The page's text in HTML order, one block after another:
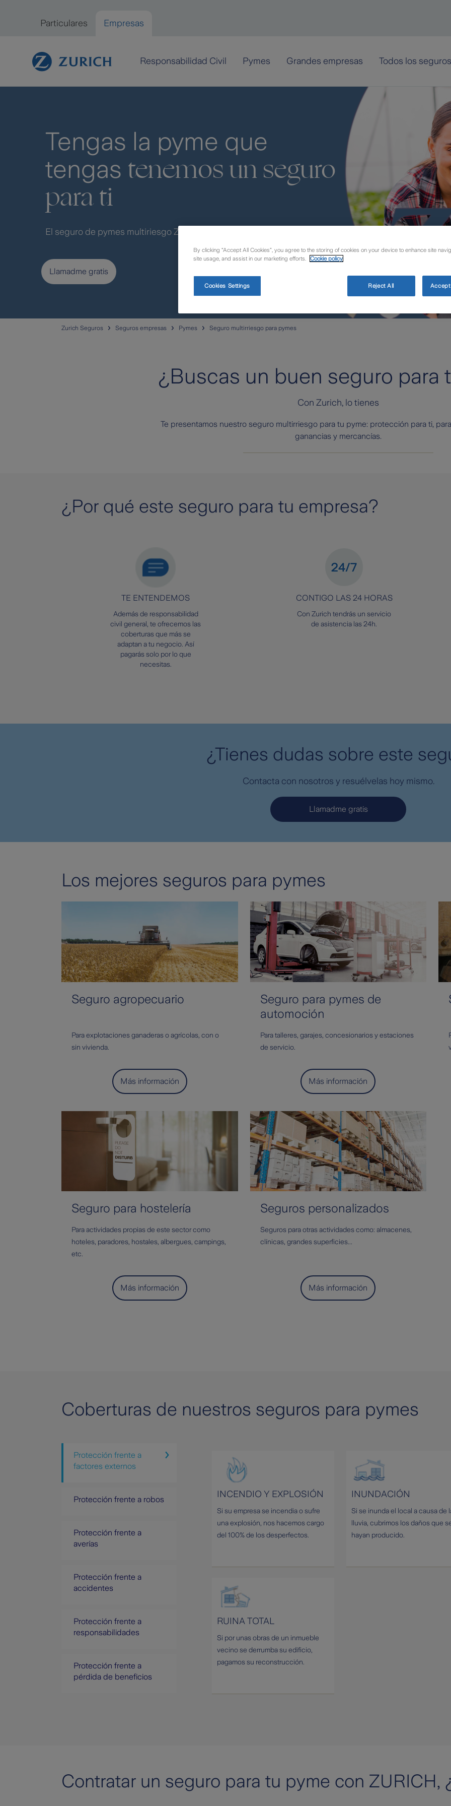
Particulares Empresas
Responsabilidad Civil Pymes Grandes empresas Todos los seguros
Tengas la pyme que
tengas tenemos un seguro
para ti
El seguro de pymes multiriesgo Zurich con
Llamadme gratis
Zurich Seguros Seguros empresas Pymes Seguro multirriesgo para pymes
¿Buscas un buen seguro para
Con Zurich, lo tienes
Te presentamos nuestro seguro multirriesgo para tu pyme: protección para ti,
ganancias y mercancías.
¿Por qué este seguro para tu empresa?
TE ENTENDEMOS
Además de responsabilidad
civil general, te ofrecemos las
coberturas que más se
adaptan a tu negocio. Así
pagarás solo por lo que
necesitas.
CONTIGO LAS 24 HORAS
Con Zurich tendrás un servicio
de asistencia las 24h.
¿Tienes dudas sobre este
Contacta con nosotros y resuélvelas hoy mismo.
Llamadme gratis
Los mejores seguros para pymes
Seguro agropecuario
Para explotaciones ganaderas o agrícolas, con o
sin vivienda.
Más información
Seguro para pymes de
automoción
Para talleres, garajes, concesionarios y estaciones
de servicio.
Más información
Seguro para hostelería
Para actividades propias de este sector como
hoteles, paradores, hostales, albergues, campings,
etc.
Más información
Seguros personalizados
Seguros para otras actividades como: almacenes,
clínicas, grandes superficies...
Más información
Coberturas de nuestros seguros para pymes
Protección frente a
factores externos
INCENDIO Y EXPLOSIÓN
Si su empresa se incendia o sufre
una explosión, nos hacemos cargo
del 100% de los desperfectos.
INUNDACIÓN
Si se inunda el local a causa de
lluvia, cubrimos los daños que
hayan producido.
RUINA TOTAL
Si por unas obras de un inmueble
vecino se derrumba su edificio,
pagamos su reconstrucción.
Protección frente a robos
Protección frente a
averías
Protección frente a
accidentes
Protección frente a
responsabilidades
Protección frente a
pérdida de beneficios
Contratar un seguro para tu pyme con ZURICH,
By clicking “Accept All Cookies”, you agree to the storing of cookies on your device to enhance site
site usage, and assist in our marketing efforts.
Cookie policy
Cookies Settings Reject All Accept